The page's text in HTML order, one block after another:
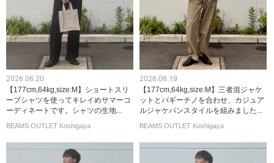
2026.06.20
【177cm,64kg,size:M】ショートスリ
ーブシャツを使ってキレイめサマーコ
ーディネートです。シャツの生地...
BEAMS OUTLET Koshigaya
2026.06.19
【177cm,64kg,size:M】三者混ジャケ
ットとバギーチノを合わせ、カジュア
ルジャケパンスタイルを組みました...
BEAMS OUTLET Koshigaya